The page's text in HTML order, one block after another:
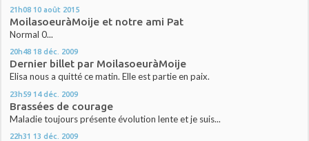
21h08 10 août 2015
MoilasoeuràMoije et notre ami Pat
Normal 0...
20h48 18 déc. 2009
Dernier billet par MoilasoeuràMoije
Elisa nous a quitté ce matin. Elle est partie en paix.
23h59 14 déc. 2009
Brassées de courage
Maladie toujours présente évolution lente et je suis...
22h31 13 déc. 2009